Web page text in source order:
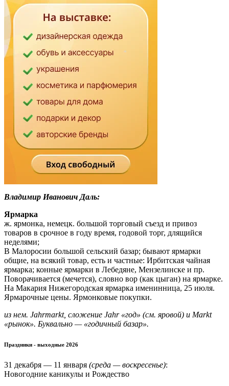
Владимир Иванович Даль:
Ярмарка
ж. ярмонка, немецк. большой торговый съезд и привоз
товаров в срочное в году время, годовой торг, длящийся
неделями;
В Малоросии большой сельский базар; бывают ярмарки
общие, на всякий товар, есть и частные: Ирбитская чайная
ярмарка; конные ярмарки в Лебедяне, Мензелинске и пр.
Поворачивается (мечется), словно вор (как цыган) на ярмарке.
На Макария Нижегородская ярмарка именинница, 25 июля.
Ярмарочные цены. Ярмонковые покупки.
из нем. Jahrmarkt, сложение Jahr «год» (см. яровой) и Markt
«рынок». Буквально — «годичный базар».
Праздники - выходные 2026
31 декабря — 11 января (среда — воскресенье):
Новогодние каникулы и Рождество